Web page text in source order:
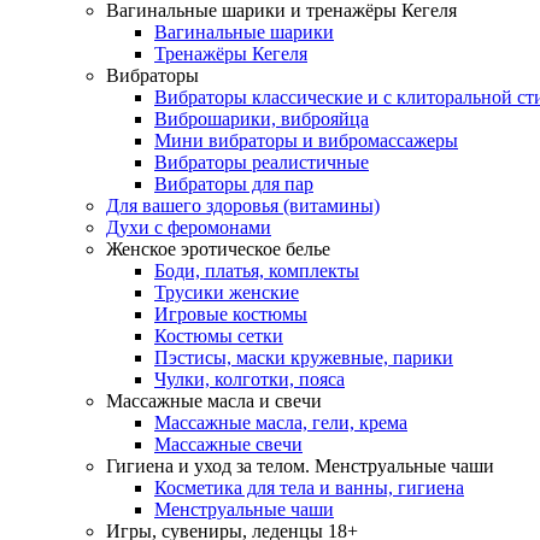
Вагинальные шарики и тренажёры Кегеля
Вагинальные шарики
Тренажёры Кегеля
Вибраторы
Вибраторы классические и с клиторальной
Виброшарики, виброяйца
Мини вибраторы и вибромассажеры
Вибраторы реалистичные
Вибраторы для пар
Для вашего здоровья (витамины)
Духи с феромонами
Женское эротическое белье
Боди, платья, комплекты
Трусики женские
Игровые костюмы
Костюмы сетки
Пэстисы, маски кружевные, парики
Чулки, колготки, пояса
Массажные масла и свечи
Массажные масла, гели, крема
Массажные свечи
Гигиена и уход за телом. Менструальные чаши
Косметика для тела и ванны, гигиена
Менструальные чаши
Игры, сувениры, леденцы 18+